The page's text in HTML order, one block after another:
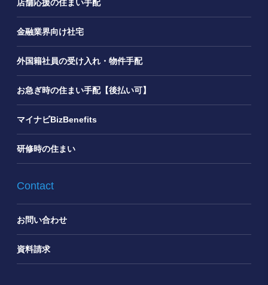
店舗応援の住まい手配
金融業界向け社宅
外国籍社員の受け入れ・物件手配
お急ぎ時の住まい手配【後払い可】
マイナビBizBenefits
研修時の住まい
Contact
お問い合わせ
資料請求